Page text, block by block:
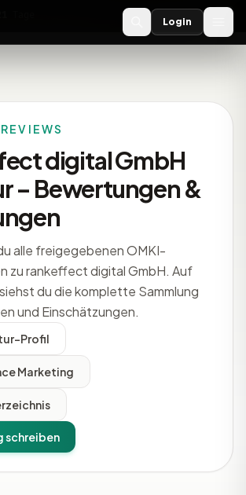
Login
digital GmbH
– Bewertungen &
alle freigegebenen OMKI-
zu rankeffect digital GmbH. Auf
du die komplette Sammlung
und Einschätzungen.
Profil
Marketing
schreiben